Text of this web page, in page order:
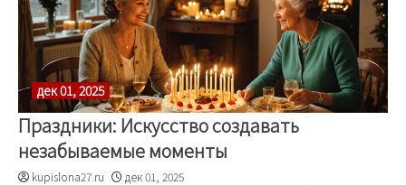
дек 01, 2025
Праздники: Искусство создавать
незабываемые моменты
kupislona27.ru дек 01, 2025